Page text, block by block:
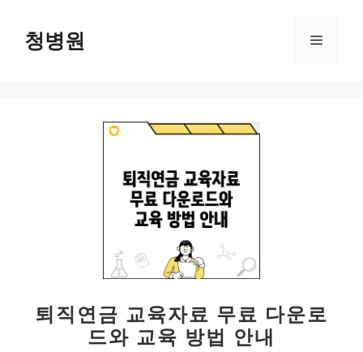
청병원 메
퇴직연금 교육자료 무료 다운로
드와 교육 방법 안내